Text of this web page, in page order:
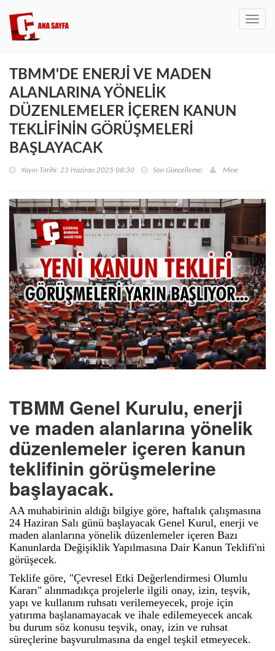
TBMM'DE ENERJİ VE MADEN
ALANLARINA YÖNELİK
DÜZENLEMELER İÇEREN KANUN
TEKLİFİNİN GÖRÜŞMELERİ
BAŞLAYACAK
Yayın Tarihi: 23 Haziran 2025 08:30 Son Güncelleme: Mine
TBMM Genel Kurulu, enerji
ve maden alanlarına yönelik
düzenlemeler içeren kanun
teklifinin görüşmelerine
başlayacak.
AA muhabirinin aldığı bilgiye göre, haftalık çalışmasına
24 Haziran Salı günü başlayacak Genel Kurul, enerji ve
maden alanlarına yönelik düzenlemeler içeren Bazı
Kanunlarda Değişiklik Yapılmasına Dair Kanun Teklifi'ni
görüşecek.
Teklife göre, "Çevresel Etki Değerlendirmesi Olumlu
Kararı" alınmadıkça projelerle ilgili onay, izin, teşvik,
yapı ve kullanım ruhsatı verilemeyecek, proje için
yatırıma başlanamayacak ve ihale edilemeyecek ancak
bu durum söz konusu teşvik, onay, izin ve ruhsat
süreçlerine başvurulmasına da engel teşkil etmeyecek.